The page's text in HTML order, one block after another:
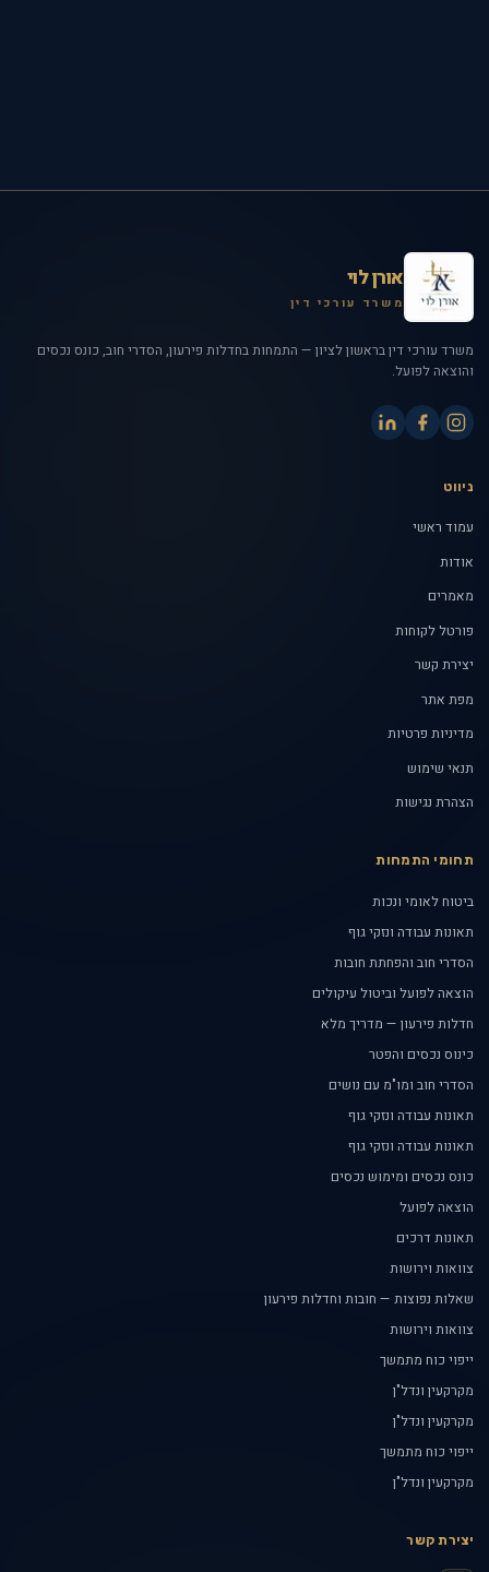
אורן לוי
משרד עורכי דין
משרד עורכי דין בראשון לציון — התמחות בחדלות פירעון, הסדרי חוב, כונס נכסים
והוצאה לפועל.
ניווט
עמוד ראשי
אודות
מאמרים
פורטל לקוחות
יצירת קשר
מפת אתר
מדיניות פרטיות
תנאי שימוש
הצהרת נגישות
תחומי התמחות
ביטוח לאומי ונכות
תאונות עבודה ונזקי גוף
הסדרי חוב והפחתת חובות
הוצאה לפועל וביטול עיקולים
חדלות פירעון — מדריך מלא
כינוס נכסים והפטר
הסדרי חוב ומו"מ עם נושים
תאונות עבודה ונזקי גוף
תאונות עבודה ונזקי גוף
כונס נכסים ומימוש נכסים
הוצאה לפועל
תאונות דרכים
צוואות וירושות
שאלות נפוצות — חובות וחדלות פירעון
צוואות וירושות
ייפוי כוח מתמשך
מקרקעין ונדל"ן
מקרקעין ונדל"ן
ייפוי כוח מתמשך
מקרקעין ונדל"ן
יצירת קשר